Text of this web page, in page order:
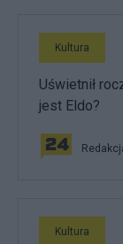
Kultura
Uświetnił
jest Eldo?
Kultura